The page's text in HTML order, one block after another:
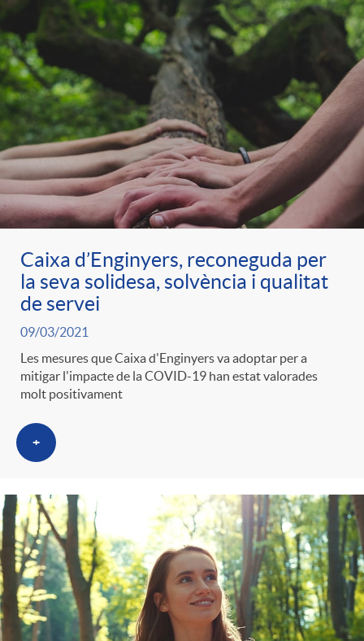
Caixa d’Enginyers, reconeguda per
la seva solidesa, solvència i qualitat
de servei
09/03/2021
Les mesures que Caixa d'Enginyers va adoptar per a
mitigar l'impacte de la COVID-19 han estat valorades
molt positivament
+